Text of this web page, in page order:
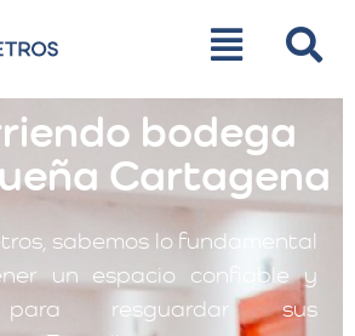
bodega
Cartagena
sabemos lo fundamental
un espacio confiable y
resguardar sus